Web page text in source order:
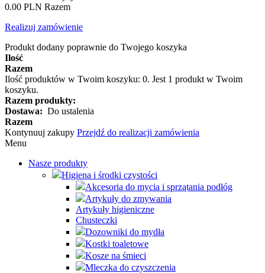
0.00 PLN Razem
Realizuj zamówienie
Produkt dodany poprawnie do Twojego koszyka
Ilość
Razem
Ilość produktów w Twoim koszyku: 0. Jest 1 produkt w Twoim
koszyku.
Razem produkty:
Dostawa: Do ustalenia
Razem
Kontynuuj zakupy Przejdź do realizacji zamówienia
Menu
Nasze produkty
Higiena i środki czystości
Akcesoria do mycia i sprzątania podłóg
Artykuły do zmywania
Artykuły higieniczne
Chusteczki
Dozowniki do mydła
Kostki toaletowe
Kosze na śmieci
Mleczka do czyszczenia